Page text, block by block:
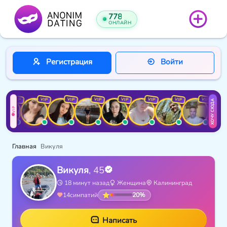
778
ОНЛАЙН
Регистрация Войти
VIP
VIP VIP VIP VIP VIP VIP VIP VIP ХОЧУ СЮДА
Главная Викуля
Викуля, 45
18 минут назад Женщина
Калининград
14симпатий 20%
Написать